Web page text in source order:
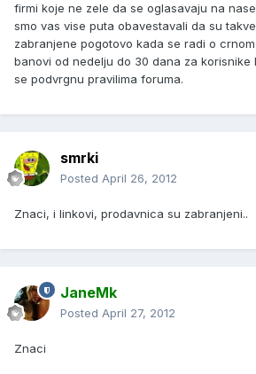
firmi koje ne zele da se oglasavaju na
smo vas vise puta obavestavali da su
zabranjene pogotovo kada se radi o
banovi od nedelju do 30 dana za korisnike
se podvrgnu pravilima foruma.
smrki
Posted April 26, 2012
Znaci, i linkovi, prodavnica su zabranjeni..
JaneMk
Posted April 27, 2012
Znaci